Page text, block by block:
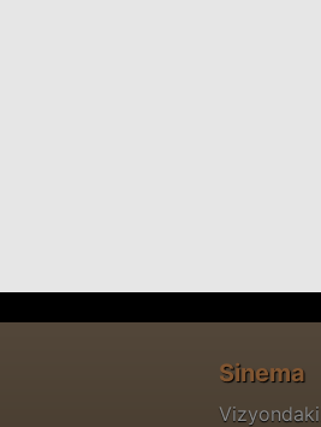
Sinema